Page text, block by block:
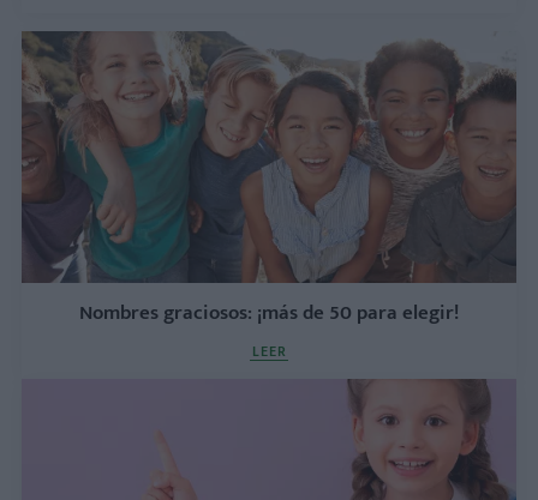
Nombres graciosos: ¡más de 50 para elegir!
LEER